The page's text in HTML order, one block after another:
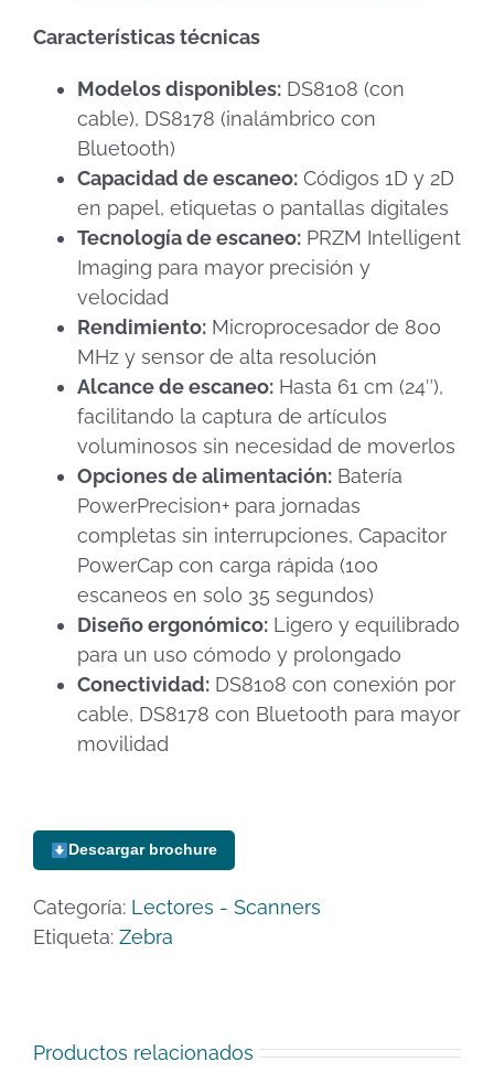
Características técnicas
Modelos disponibles: DS8108 (con
cable), DS8178 (inalámbrico con
Bluetooth)
Capacidad de escaneo: Códigos 1D y 2D
en papel, etiquetas o pantallas digitales
Tecnología de escaneo: PRZM Intelligent
Imaging para mayor precisión y
velocidad
Rendimiento: Microprocesador de 800
MHz y sensor de alta resolución
Alcance de escaneo: Hasta 61 cm (24″),
facilitando la captura de artículos
voluminosos sin necesidad de moverlos
Opciones de alimentación: Batería
PowerPrecision+ para jornadas
completas sin interrupciones, Capacitor
PowerCap con carga rápida (100
escaneos en solo 35 segundos)
Diseño ergonómico: Ligero y equilibrado
para un uso cómodo y prolongado
Conectividad: DS8108 con conexión por
cable, DS8178 con Bluetooth para mayor
movilidad
Descargar brochure
Categoría: Lectores - Scanners
Etiqueta: Zebra
Productos relacionados